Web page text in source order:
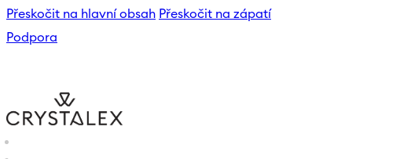
Přeskočit na hlavní obsah Přeskočit na zápatí
Podpora